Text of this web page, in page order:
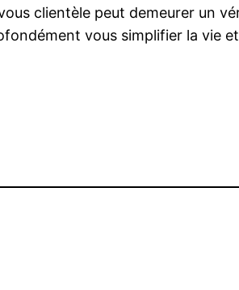
clientèle peut demeurer un
vous simplifier la vie